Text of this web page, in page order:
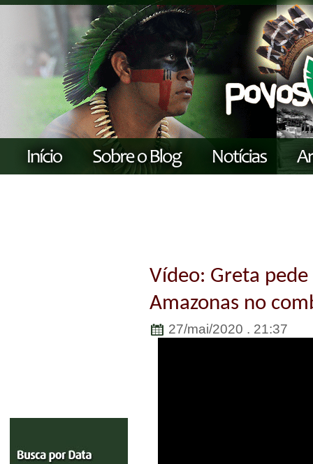
Vídeo: Greta
Amazonas no
27/mai/2020 . 21:37